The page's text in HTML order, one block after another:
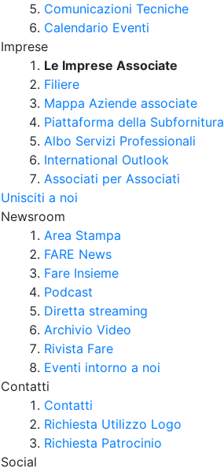
Comunicazioni Tecniche
Calendario Eventi
Imprese
Le Imprese Associate
Filiere
Mappa Aziende associate
Piattaforma della Subfornitura
Albo Servizi Professionali
International Outlook
Associati per Associati
Unisciti a noi
Newsroom
Area Stampa
FARE News
Fare Insieme
Podcast
Diretta streaming
Archivio Video
Rivista Fare
Eventi intorno a noi
Contatti
Contatti
Richiesta Utilizzo Logo
Richiesta Patrocinio
Social